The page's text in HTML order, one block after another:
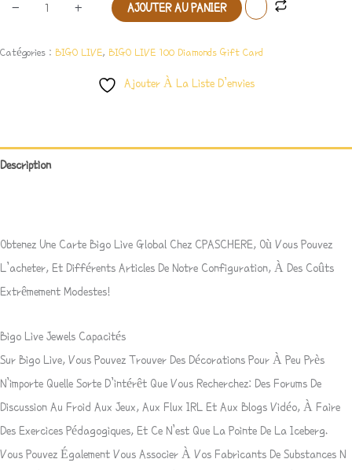
- + AJOUTER AU PANIER
Catégories : BIGO LIVE, BIGO LIVE 100 Diamonds Gift Card
Ajouter À La Liste D’envies
Description
Obtenez Une Carte Bigo Live Global Chez CPASCHERE, Où Vous Pouvez
L’acheter, Et Différents Articles De Notre Configuration, À Des Coûts
Extrêmement Modestes!
Bigo Live Jewels Capacités
Sur Bigo Live, Vous Pouvez Trouver Des Décorations Pour À Peu Près
N’importe Quelle Sorte D’intérêt Que Vous Recherchez: Des Forums De
Discussion Au Froid Aux Jeux, Aux Flux IRL Et Aux Blogs Vidéo, À Faire
Des Exercices Pédagogiques, Et Ce N’est Que La Pointe De La Iceberg.
Vous Pouvez Également Vous Associer À Vos Fabricants De Substances N